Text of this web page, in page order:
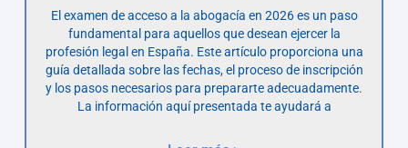
El examen de acceso a la abogacía en 2026 es un paso
fundamental para aquellos que desean ejercer la
profesión legal en España. Este artículo proporciona una
guía detallada sobre las fechas, el proceso de inscripción
y los pasos necesarios para prepararte adecuadamente.
La información aquí presentada te ayudará a